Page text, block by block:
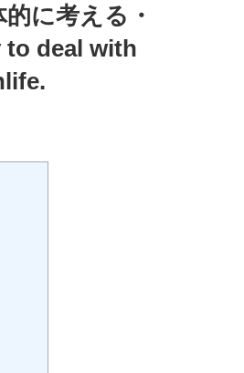
に考える・
to deal with